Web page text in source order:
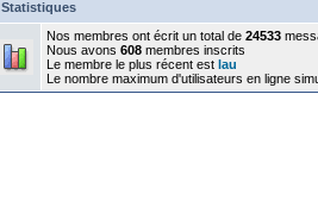
Statistiques
Nos membres ont écrit un total de 24533
Nous avons 608 membres inscrits
Le membre le plus récent est lau
Le nombre maximum d'utilisateurs en ligne